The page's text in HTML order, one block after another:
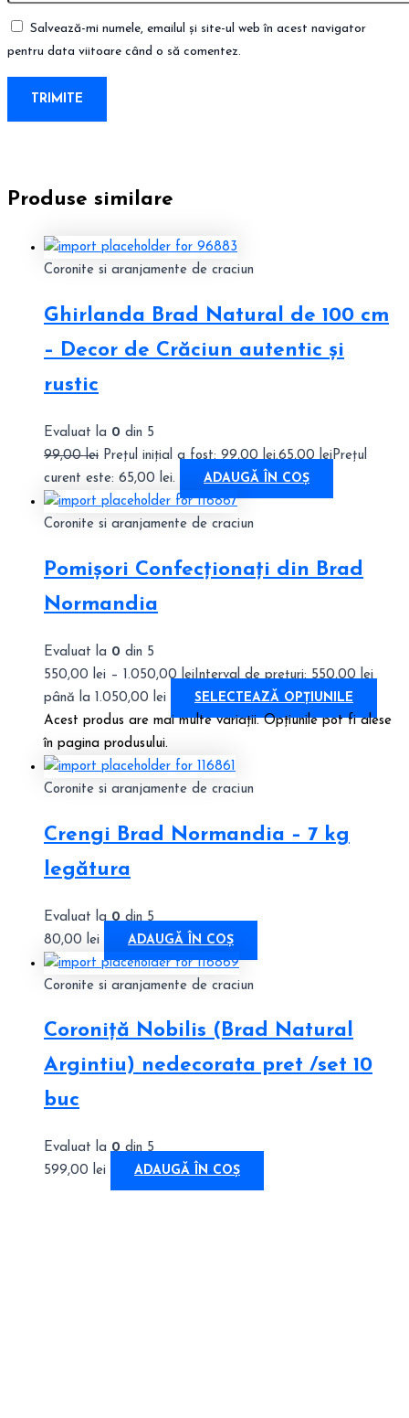
Salvează-mi numele, emailul și site-ul web în acest navigator
pentru data viitoare când o să comentez.
Produse similare
Coronite si aranjamente de craciun
Ghirlanda Brad Natural de 100 cm
– Decor de Crăciun autentic și
rustic
Evaluat la 0 din 5
99,00lei Prețul inițial a fost: 99,00 lei.65,00leiPrețul
curent este: 65,00 lei.
ADAUGĂ ÎN COȘ
Coronite si aranjamente de craciun
Pomișori Confecționați din Brad
Normandia
Evaluat la 0 din 5
550,00 lei – 1.050,00 lei Interval de prețuri: 550,00 lei
până la 1.050,00 lei
SELECTEAZĂ OPȚIUNILE
Acest produs are mai multe variații. Opțiunile pot fi alese
în pagina produsului.
Coronite si aranjamente de craciun
Crengi Brad Normandia – 7 kg
legătura
Evaluat la 0 din 5
80,00 lei ADAUGĂ ÎN COȘ
Coronite si aranjamente de craciun
Coroniță Nobilis (Brad Natural
Argintiu) nedecorata pret /set 10
buc
Evaluat la0din 5
599,00 lei ADAUGĂ ÎN COȘ